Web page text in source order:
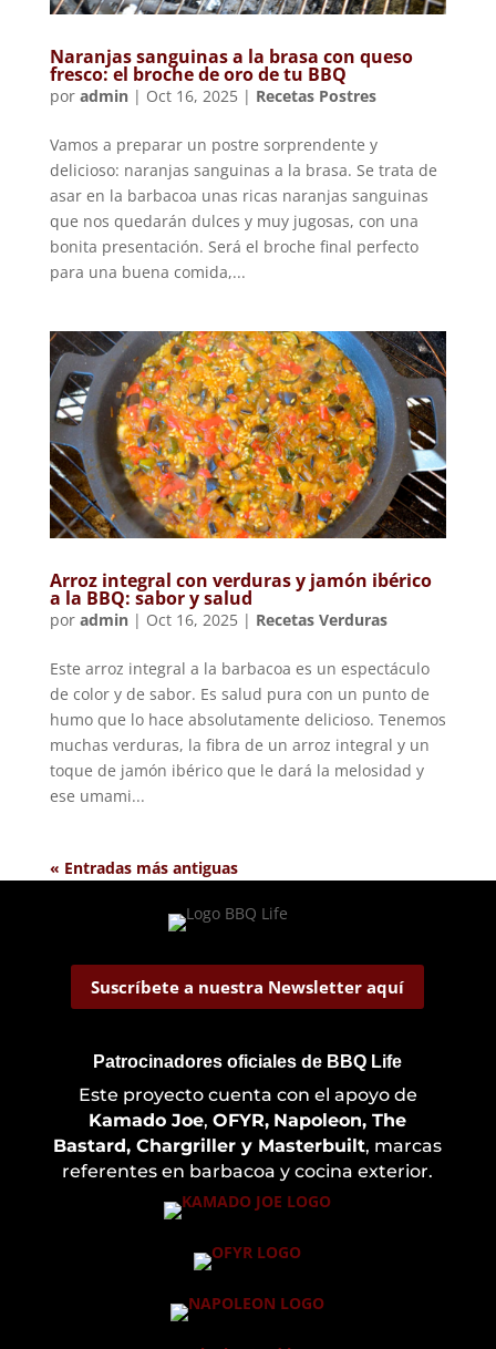
Naranjas sanguinas a la brasa con queso
fresco: el broche de oro de tu BBQ
por admin| Oct 16, 2025| Recetas Postres
Vamos a preparar un postre sorprendente y
delicioso: naranjas sanguinas a la brasa. Se trata de
asar en la barbacoa unas ricas naranjas sanguinas
que nos quedarán dulces y muy jugosas, con una
bonita presentación. Será el broche final perfecto
para una buena comida,...
Arroz integral con verduras y jamón ibérico
a la BBQ: sabor y salud
por admin| Oct 16, 2025| Recetas Verduras
Este arroz integral a la barbacoa es un espectáculo
de color y de sabor. Es salud pura con un punto de
humo que lo hace absolutamente delicioso. Tenemos
muchas verduras, la fibra de un arroz integral y un
toque de jamón ibérico que le dará la melosidad y
ese umami...
« Entradas más antiguas
Suscríbete a nuestra Newsletter aquí
Patrocinadores oficiales de BBQ Life
Este proyecto cuenta con el apoyo de
Kamado Joe,OFYR, Napoleon, The
Bastard, Chargriller y Masterbuilt, marcas
referentes en barbacoa y cocina exterior.